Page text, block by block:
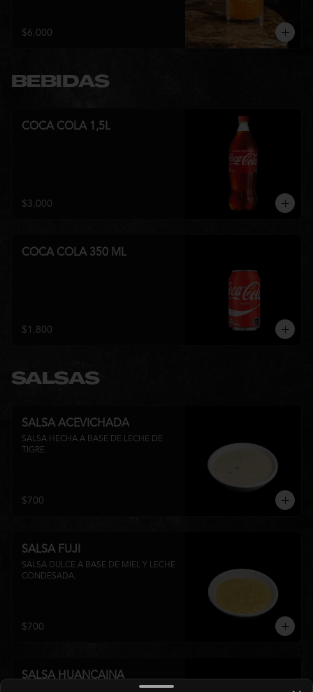
$6.000
BEBIDAS
COCA COLA 1,5L
$3.000
COCA COLA 350 ML
$1.800
SALSAS
SALSA ACEVICHADA
SALSA HECHA A BASE DE LECHE DE
TIGRE.
$700
SALSA FUJI
SALSA DULCE A BASE DE MIEL Y LECHE
CONDESADA.
$700
SALSA HUANCAINA